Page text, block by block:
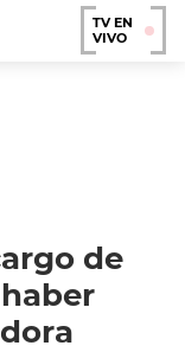
TV EN
VIVO
de